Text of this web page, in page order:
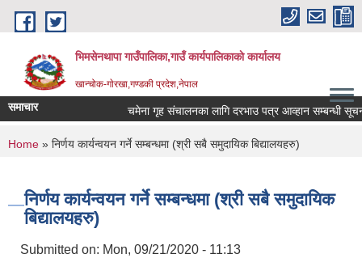
Skip to main content
भिमसेनथापा गाउँपालिका,गाउँ कार्यपालिकाकाे कार्यालय
खान्चोक-गाेरखा,गण्डकी प्रदेश,नेपाल
समाचार चमेना गृह संचालनका लागि दरभाउ पत्र आव्हान सम्बन्धी सूचना।
You are here
Home » निर्णय कार्यन्वयन गर्ने सम्बन्धमा (श्री सबै समुदायिक बिद्यालयहरु)
निर्णय कार्यन्वयन गर्ने सम्बन्धमा (श्री सबै समुदायिक
बिद्यालयहरु)
Submitted on: Mon, 09/21/2020 - 11:13